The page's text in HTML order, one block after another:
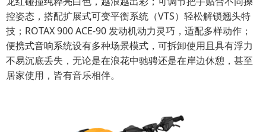
控姿态，搭配扩展式可变平衡系统（VTS）轻松解锁翘头特
技；ROTAX 900 ACE-90 发动机动力灵巧，适配多样动作；
便携式音响系统设有多种场景模式，可拆卸使用且具有浮力
不易沉底丢失，无论是在浪花中驰骋还是在岸边休憩，甚至
居家使用，皆有音乐相伴。